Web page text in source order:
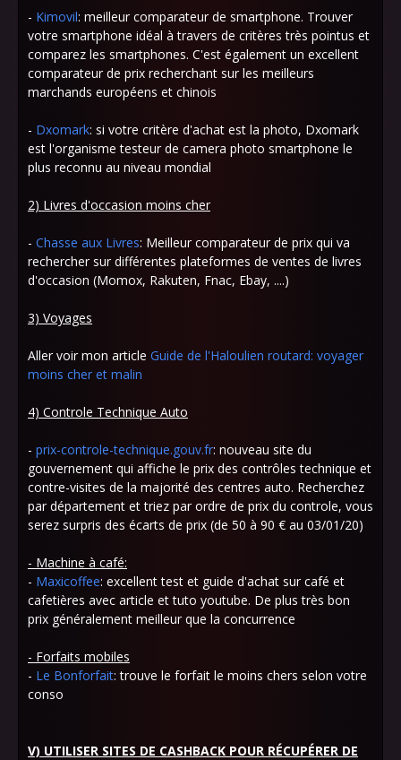
- Kimovil: meilleur comparateur de smartphone. Trouver
votre smartphone idéal à travers de critères très pointus et
comparez les smartphones. C'est également un excellent
comparateur de prix recherchant sur les meilleurs
marchands européens et chinois
- Dxomark: si votre critère d'achat est la photo, Dxomark
est l'organisme testeur de camera photo smartphone le
plus reconnu au niveau mondial
2) Livres d'occasion moins cher
- Chasse aux Livres: Meilleur comparateur de prix qui va
rechercher sur différentes plateformes de ventes de livres
d'occasion (Momox, Rakuten, Fnac, Ebay, ....)
3) Voyages
Aller voir mon article Guide de l'Haloulien routard: voyager
moins cher et malin
4) Controle Technique Auto
- prix-controle-technique.gouv.fr: nouveau site du
gouvernement qui affiche le prix des contrôles technique et
contre-visites de la majorité des centres auto. Recherchez
par département et triez par ordre de prix du controle, vous
serez surpris des écarts de prix (de 50 à 90 € au 03/01/20)
- Machine à café:
- Maxicoffee: excellent test et guide d'achat sur café et
cafetières avec article et tuto youtube. De plus très bon
prix généralement meilleur que la concurrence
- Forfaits mobiles
- Le Bonforfait: trouve le forfait le moins chers selon votre
conso
V) UTILISER SITES DE CASHBACK POUR RÉCUPÉRER DE